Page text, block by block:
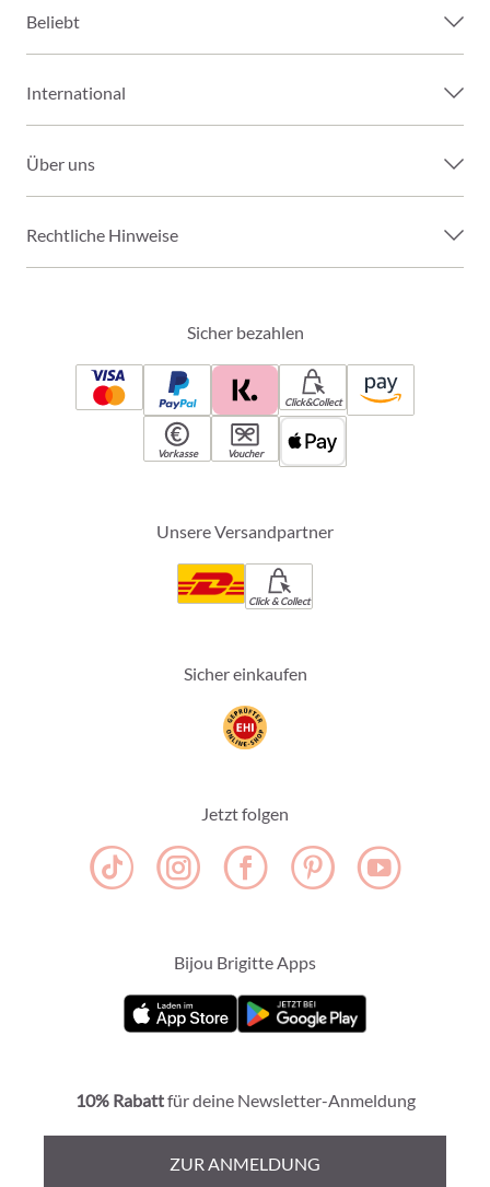
Beliebt
International
Über uns
Rechtliche Hinweise
Sicher bezahlen
Click&Collect
Vorkasse Voucher
Unsere Versandpartner
Click & Collect
Sicher einkaufen
Jetzt folgen
Bijou Brigitte Apps
10% Rabattfür deine Newsletter-Anmeldung
ZUR ANMELDUNG